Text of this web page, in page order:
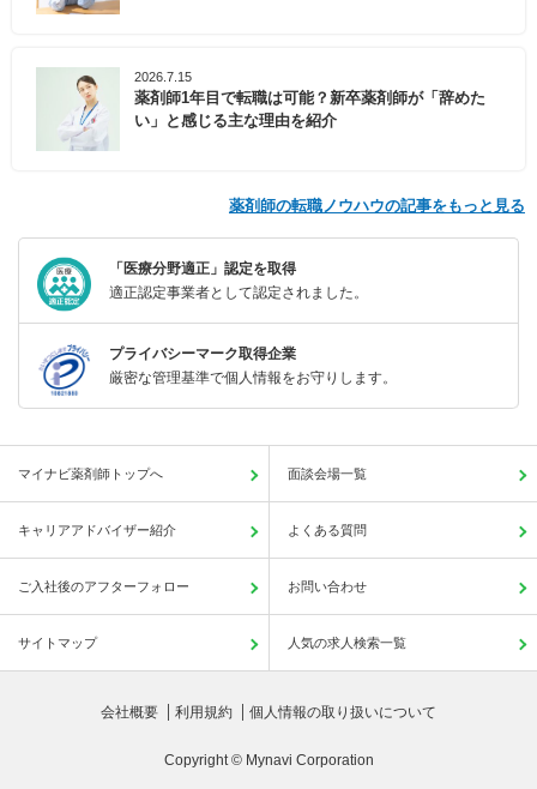
2026.7.15
薬剤師1年目で転職は可能？新卒薬剤師が「辞めた
い」と感じる主な理由を紹介
薬剤師の転職ノウハウの記事をもっと見る
「医療分野適正」認定を取得
適正認定事業者として認定されました。
プライバシーマーク取得企業
厳密な管理基準で個人情報をお守りします。
マイナビ薬剤師トップへ 面談会場一覧
キャリアアドバイザー紹介 よくある質問
ご入社後のアフターフォロー お問い合わせ
サイトマップ 人気の求人検索一覧
会社概要 利用規約 個人情報の取り扱いについて
Copyright © Mynavi Corporation